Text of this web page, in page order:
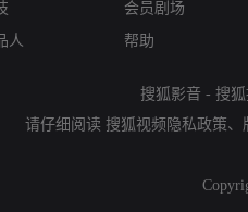
人
会员剧场
帮助
搜狐影音 - 搜
请仔细阅读 搜狐视频隐私政策、